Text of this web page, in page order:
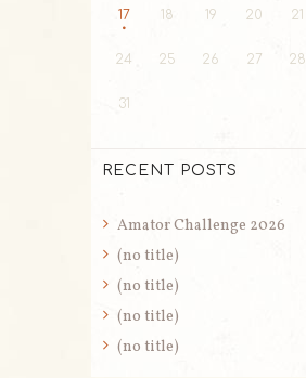
17 18 19 20 21
24 25 26 27 28
31
RECENT POSTS
Amator Challenge 2026
(no title)
(no title)
(no title)
(no title)